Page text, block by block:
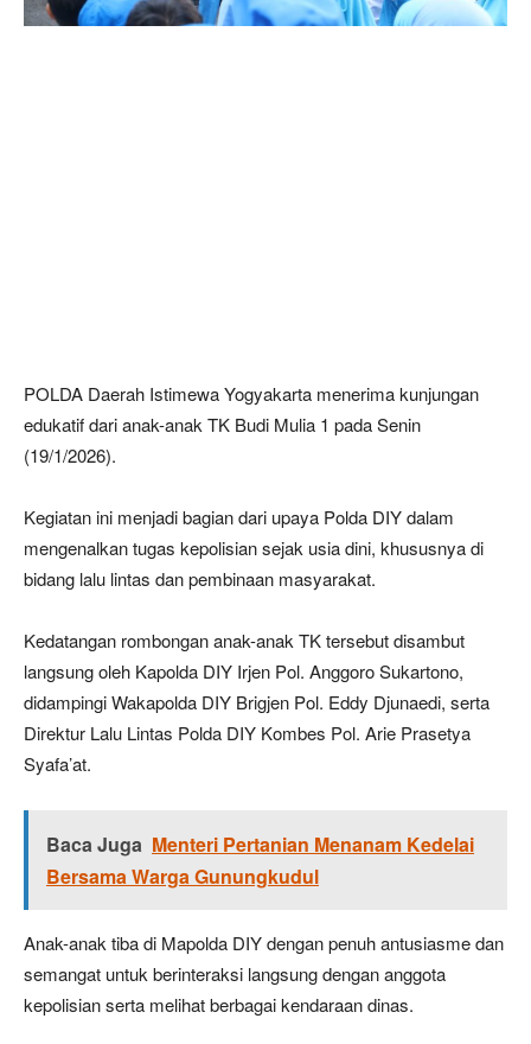
POLDA Daerah Istimewa Yogyakarta menerima kunjungan
edukatif dari anak-anak TK Budi Mulia 1 pada Senin
(19/1/2026).
Kegiatan ini menjadi bagian dari upaya Polda DIY dalam
mengenalkan tugas kepolisian sejak usia dini, khususnya di
bidang lalu lintas dan pembinaan masyarakat.
Kedatangan rombongan anak-anak TK tersebut disambut
langsung oleh Kapolda DIY Irjen Pol. Anggoro Sukartono,
didampingi Wakapolda DIY Brigjen Pol. Eddy Djunaedi, serta
Direktur Lalu Lintas Polda DIY Kombes Pol. Arie Prasetya
Syafa’at.
Baca Juga Menteri Pertanian Menanam Kedelai
Bersama Warga Gunungkudul
Anak-anak tiba di Mapolda DIY dengan penuh antusiasme dan
semangat untuk berinteraksi langsung dengan anggota
kepolisian serta melihat berbagai kendaraan dinas.